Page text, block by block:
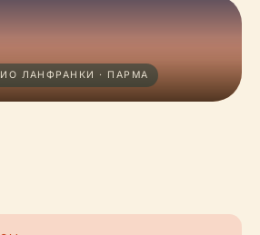
ЛАНФРАНКИ · ПАРМА